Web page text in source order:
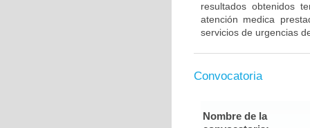
resultados obtenidos
atención medica
servicios de urgencias
Convocatoria
Nombre de la